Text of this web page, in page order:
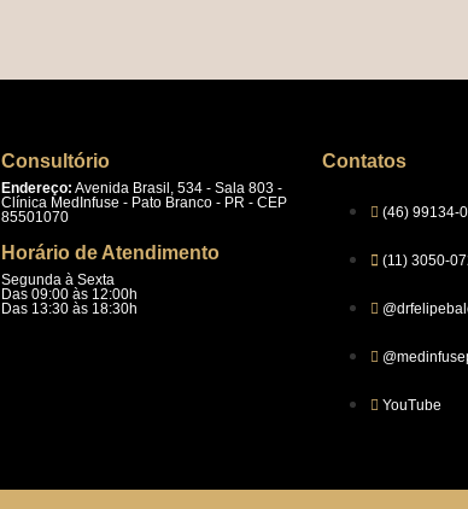
Consultório
Endereço: Avenida Brasil, 534 - Sala 803 -
Clínica MedInfuse - Pato Branco - PR - CEP
85501070
Horário de Atendimento
Segunda à Sexta
Das 09:00 às 12:00h
Das 13:30 às 18:30h
Contatos
(46) 99134-
(11) 3050-
YouTube